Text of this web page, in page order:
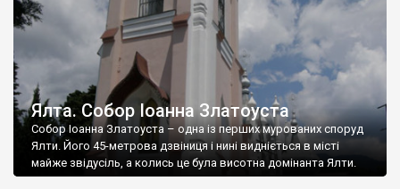
Ялта. Собор Іоанна Златоуста
Собор Іоанна Златоуста – одна із перших мурованих споруд
Ялти. Його 45-метрова дзвіниця і нині видніється в місті
майже звідусіль, а колись це була висотна домінанта Ялти.